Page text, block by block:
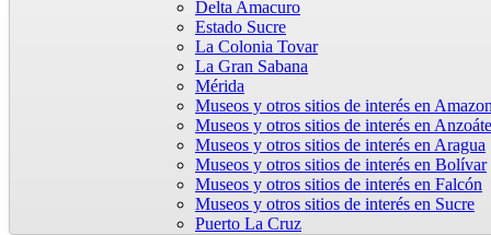
Delta Amacuro
Estado Sucre
La Colonia Tovar
La Gran Sabana
Mérida
Museos y otros sitios de interés en
Museos y otros sitios de interés en
Museos y otros sitios de interés en Aragua
Museos y otros sitios de interés en Bolívar
Museos y otros sitios de interés en Falcón
Museos y otros sitios de interés en Sucre
Puerto La Cruz